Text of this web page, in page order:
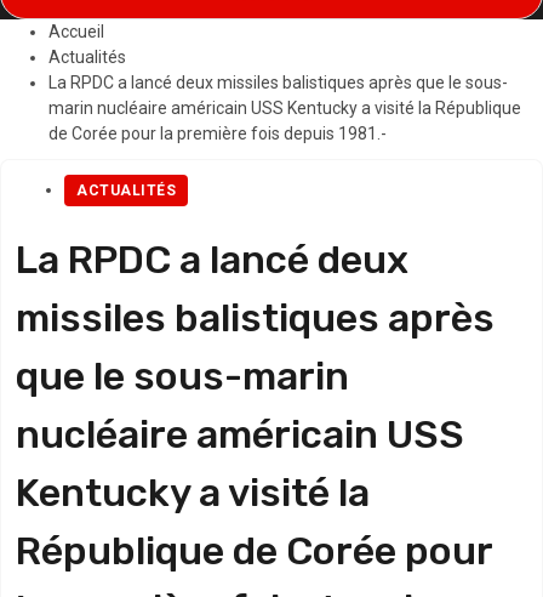
Accueil
Actualités
La RPDC a lancé deux missiles balistiques après que le sous-
marin nucléaire américain USS Kentucky a visité la République
de Corée pour la première fois depuis 1981.-
ACTUALITÉS
La RPDC a lancé deux
missiles balistiques après
que le sous-marin
nucléaire américain USS
Kentucky a visité la
République de Corée pour